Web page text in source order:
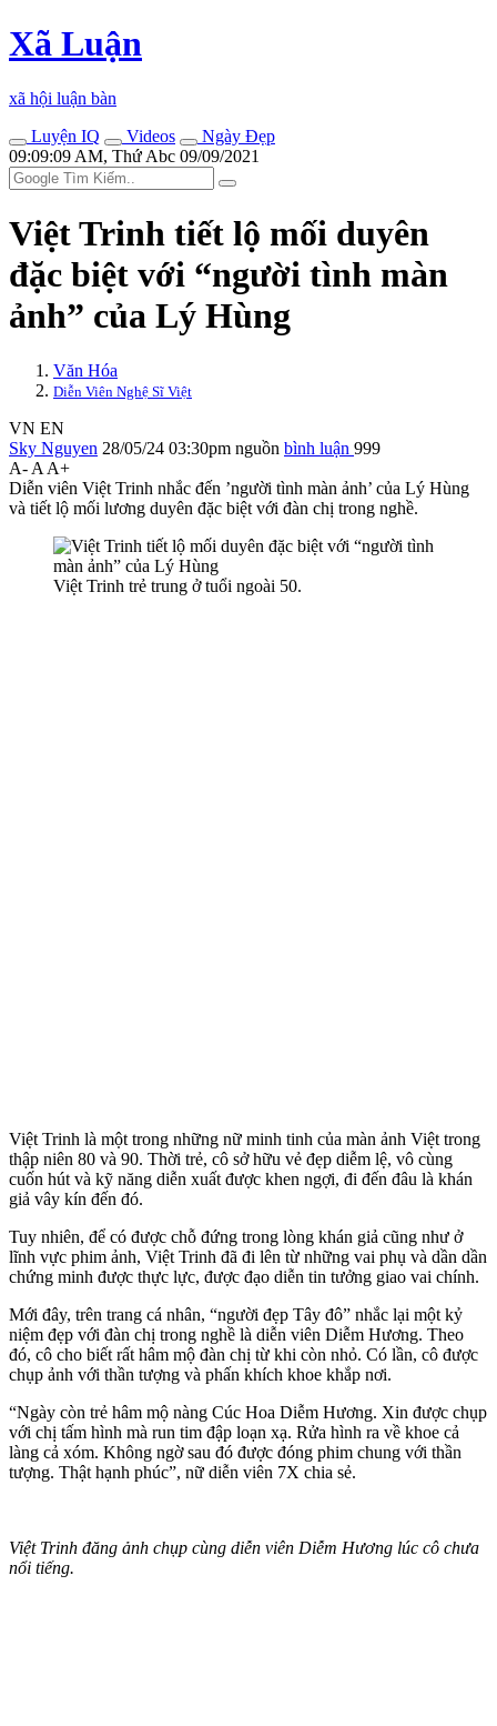
Xã Luận
xã hội luận bàn
Luyện IQ
Videos
Ngày Đẹp
09:09:09 AM, Thứ Abc 09/09/2021
Việt Trinh tiết lộ mối duyên
đặc biệt với “ngư‌ời tìn‌h màn
ảnh” của Lý Hùng
Văn Hóa
Diễn Viên Nghệ Sĩ Việt
VN EN
Sky Nguyen 28/05/24 03:30pm nguồn bình luận 999
A- A A+
Diễn viên Việt Trinh nhắc đến ’ngư‌ời tìn‌h màn ảnh’ của Lý Hùng
và tiết lộ mối lương duyên đặc biệt với đàn chị trong nghề.
Việt Trinh trẻ trung ở tuổi ngoài 50.
Việt Trinh là một trong những nữ minh tinh của màn ảnh Việt trong
thập niên 80 và 90. Thời trẻ, cô sở hữu vẻ đẹp diễm lệ, vô cùng
cuốn hút và kỹ năng diễn xuất được khen ngợi, đi đến đâu là khán
giả vây kín đến đó.
Tuy nhiên, để có được chỗ đứng trong lòng khán giả cũng như ở
lĩnh vực phim ảnh, Việt Trinh đã đi lên từ những vai phụ và dần dần
chứng minh được thực lực, được đạo diễn tin tưởng giao vai chính.
Mới đây, trên trang cá nhân, “người đẹp Tây đô” nhắc lại một kỷ
niệm đẹp với đàn chị trong nghề là diễn viên Diễm Hương. Theo
đó, cô cho biết rất hâm mộ đàn chị từ khi còn nhỏ. Có lần, cô được
chụp ảnh với thần tượng và phấn khích khoe khắp nơi.
“Ngày còn trẻ hâm mộ nàng Cúc Hoa Diễm Hương. Xin được chụp
với chị tấm hình mà run tim đập loạn xạ. Rửa hình ra về khoe cả
làng cả xóm. Không ngờ sau đó được đóng phim chung với thần
tượng. Thật hạnh phúc”, nữ diễn viên 7X chia sẻ.
Việt Trinh đăng ảnh chụp cùng diễn viên Diễm Hương lúc cô chưa
nổi tiếng.